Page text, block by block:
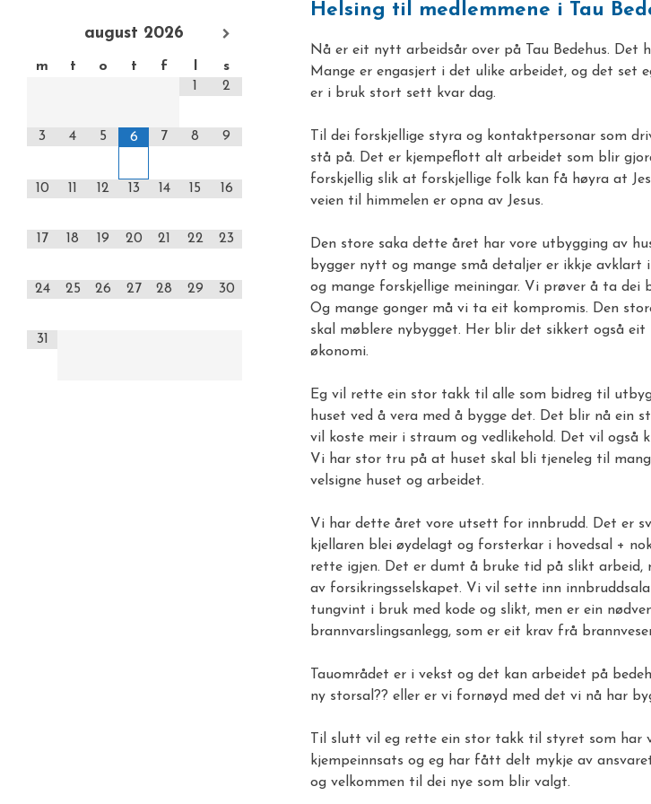
august 2026
m t o t f
s
1
2
3 4 5 6 7 8 9
10 11 12 13 14 15 16
17 18 19 20 21 22 23
24 25 26 27 28 29 30
31
Helsing til medlemmene i Tau
Nå er eit nytt arbeidsår over på Tau Bedehus.
Mange er engasjert i det ulike arbeidet, og det set
er i bruk stort sett kvar dag.
Til dei forskjellige styra og kontaktpersonar som
stå på. Det er kjempeflott alt arbeidet som blir
forskjellig slik at forskjellige folk kan få høyra at
veien til himmelen er opna av Jesus.
Den store saka dette året har vore utbygging av
bygger nytt og mange små detaljer er ikkje avklart
og mange forskjellige meiningar. Vi prøver å ta dei
Og mange gonger må vi ta eit kompromis. Den
skal møblere nybygget. Her blir det sikkert også
økonomi.
Eg vil rette ein stor takk til alle som bidreg til
huset ved å vera med å bygge det. Det blir nå ein
vil koste meir i straum og vedlikehold. Det vil også
Vi har stor tru på at huset skal bli tjeneleg til
velsigne huset og arbeidet.
Vi har dette året vore utsett for innbrudd. Det er
kjellaren blei øydelagt og forsterkar i hovedsal +
rette igjen. Det er dumt å bruke tid på slikt arbeid,
av forsikringsselskapet. Vi vil sette inn
tungvint i bruk med kode og slikt, men er ein
brannvarslingsanlegg, som er eit krav frå
Tauområdet er i vekst og det kan arbeidet på
ny storsal?? eller er vi fornøyd med det vi nå har
Til slutt vil eg rette ein stor takk til styret som har
kjempeinnsats og eg har fått delt mykje av
og velkommen til dei nye som blir valgt.